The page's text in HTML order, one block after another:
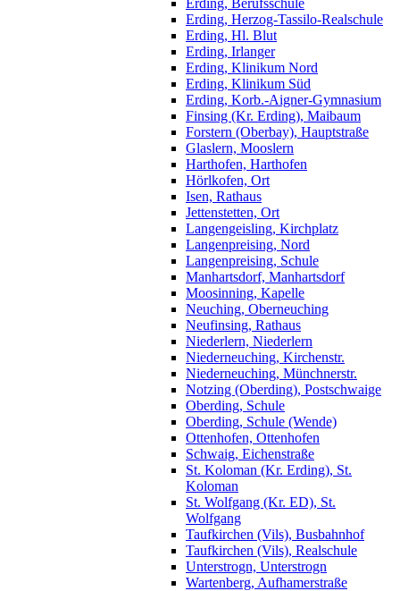
Erding, Berufsschule
Erding, Herzog-Tassilo-Realschule
Erding, Hl. Blut
Erding, Irlanger
Erding, Klinikum Nord
Erding, Klinikum Süd
Erding, Korb.-Aigner-Gymnasium
Finsing (Kr. Erding), Maibaum
Forstern (Oberbay), Hauptstraße
Glaslern, Mooslern
Harthofen, Harthofen
Hörlkofen, Ort
Isen, Rathaus
Jettenstetten, Ort
Langengeisling, Kirchplatz
Langenpreising, Nord
Langenpreising, Schule
Manhartsdorf, Manhartsdorf
Moosinning, Kapelle
Neuching, Oberneuching
Neufinsing, Rathaus
Niederlern, Niederlern
Niederneuching, Kirchenstr.
Niederneuching, Münchnerstr.
Notzing (Oberding), Postschwaige
Oberding, Schule
Oberding, Schule (Wende)
Ottenhofen, Ottenhofen
Schwaig, Eichenstraße
St. Koloman (Kr. Erding), St.
Koloman
St. Wolfgang (Kr. ED), St.
Wolfgang
Taufkirchen (Vils), Busbahnhof
Taufkirchen (Vils), Realschule
Unterstrogn, Unterstrogn
Wartenberg, Aufhamerstraße